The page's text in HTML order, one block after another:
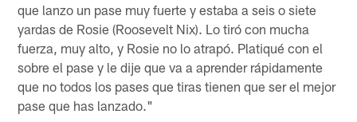
que lanzo un pase muy fuerte y estaba a seis o siete
yardas de Rosie (Roosevelt Nix). Lo tiró con mucha
fuerza, muy alto, y Rosie no lo atrapó. Platiqué con el
sobre el pase y le dije que va a aprender rápidamente
que no todos los pases que tiras tienen que ser el mejor
pase que has lanzado."